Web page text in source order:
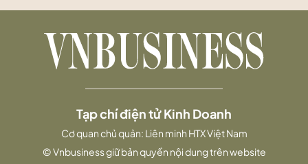
Tạp chí điện tử Kinh Doanh
Cơ quan chủ quản: Liên minh HTX Việt Nam
© Vnbusiness giữ bản quyền nội dung trên website